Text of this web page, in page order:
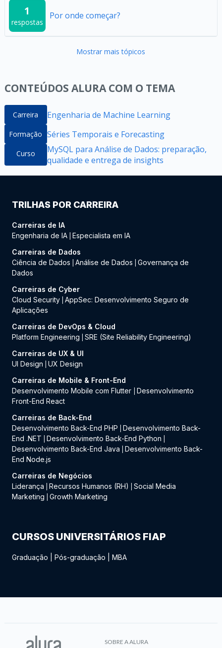
1
respostas
Por onde começar?
Mostrar mais tópicos
CONTEÚDOS ALURA COM O TEMA
Carreira Engenharia de Machine Learning
Formação Séries Temporais e Forecasting
Curso
MySQL para Análise de Dados: preparação,
qualidade e entrega de insights
TRILHAS POR CARREIRA
Carreiras de IA
Engenharia de IA Especialista em IA
Carreiras de Dados
Ciência de Dados
Análise de Dados
Governança de
Dados
Carreiras de Cyber
Cloud Security AppSec: Desenvolvimento Seguro de
Aplicações
Carreiras de DevOps & Cloud
Platform Engineering
SRE (Site Reliability Engineering)
Carreiras de UX & UI
UI Design
UX Design
Carreiras de Mobile & Front-End
Desenvolvimento Mobile com Flutter
Desenvolvimento
Front-End React
Carreiras de Back-End
Desenvolvimento Back-End PHP
Desenvolvimento Back-
End .NET
Desenvolvimento Back-End Python
Desenvolvimento Back-End Java
Desenvolvimento Back-
End Node.js
Carreiras de Negócios
Liderança
Recursos Humanos (RH)
Social Media
Marketing
Growth Marketing
CURSOS UNIVERSITÁRIOS FIAP
Graduação Pós-graduação MBA
SOBRE A ALURA